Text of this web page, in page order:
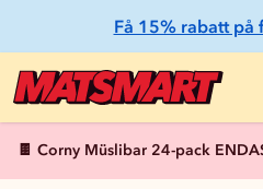
Få 15% rabatt på
🍫 Corny Müslibar 24-pack